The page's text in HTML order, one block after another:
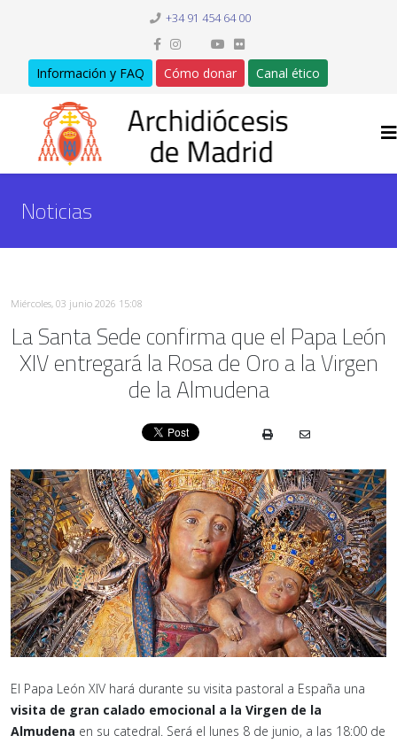
+34 91 454 64 00
Información y FAQ Cómo donar Canal ético
Noticias
Miércoles, 03 junio 2026 15:08
La Santa Sede confirma que el Papa León
XIV entregará la Rosa de Oro a la Virgen
de la Almudena
El Papa León XIV hará durante su visita pastoral a España una
visita de gran calado emocional a la Virgen de la
Almudena en su catedral. Será el lunes 8 de junio, a las 18:00 de